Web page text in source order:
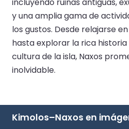
incluyendo ruinas antiguas,
y una amplia gama de
los gustos. Desde relajarse
hasta explorar la rica
cultura de la isla, Naxos
inolvidable.
Kimolos–Naxos en